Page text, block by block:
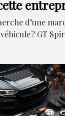
d’une
? GT